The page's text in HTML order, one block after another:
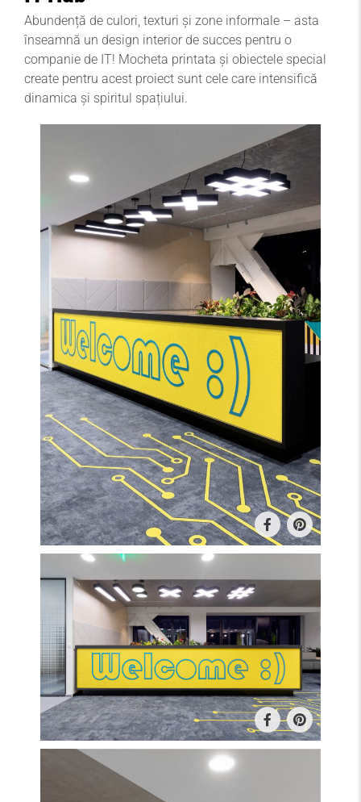
Abundență de culori, texturi și zone informale – asta
înseamnă un design interior de succes pentru o
companie de IT! Mocheta printata și obiectele special
create pentru acest proiect sunt cele care intensifică
dinamica și spiritul spațiului.